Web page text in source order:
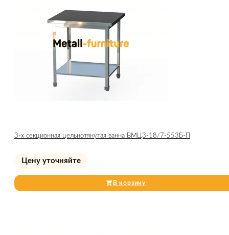
3-х секционная цельнотянутая ванна ВМЦ3-18/7-553Б-П
Цену уточняйте
В корзину